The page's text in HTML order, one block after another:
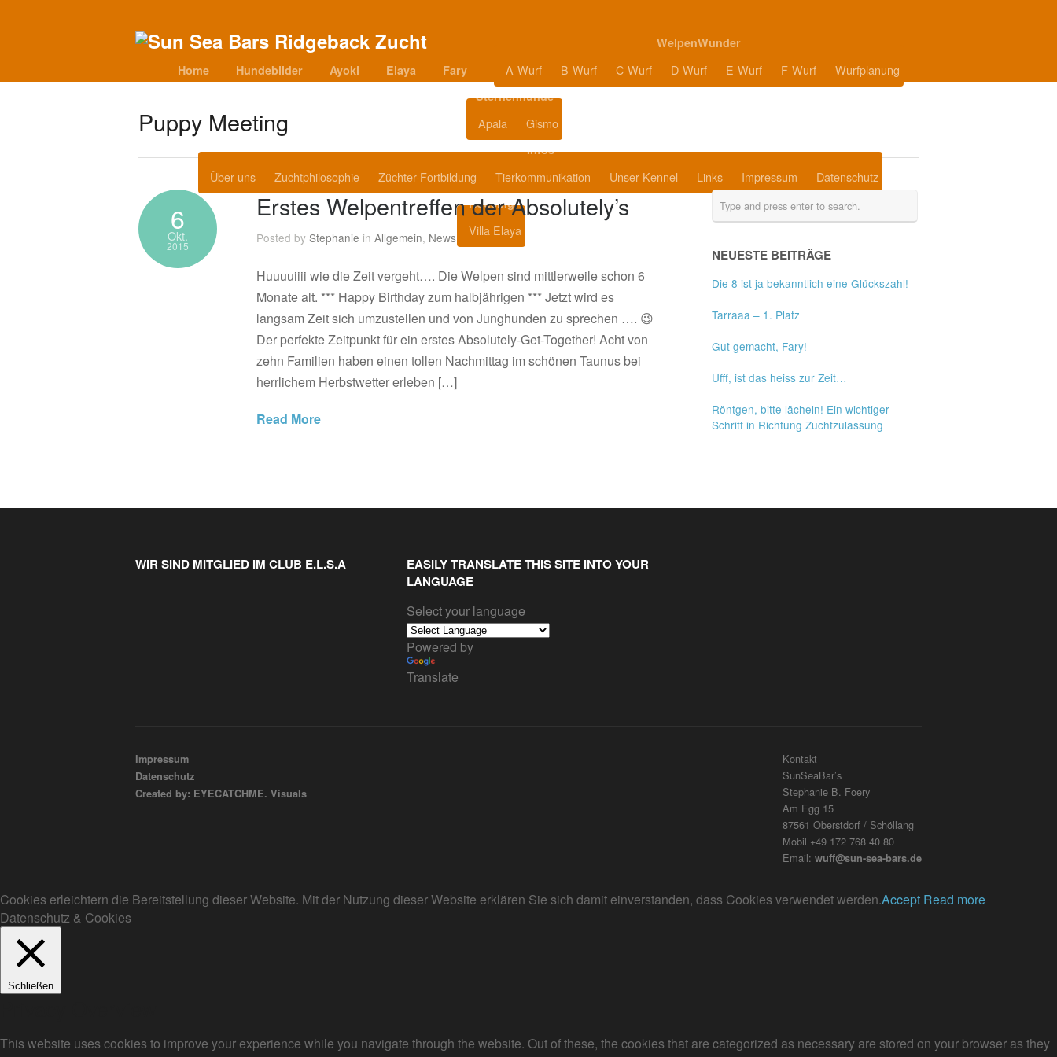
Home Hundebilder Ayoki Elaya Fary
WelpenWunder
A-Wurf B-Wurf C-Wurf D-Wurf E-Wurf F-Wurf Wurfplanung
Sternenhunde
Apala Gismo
Infos
Über uns Zuchtphilosophie Züchter-Fortbildung Tierkommunikation Unser Kennel Links Impressum Datenschutz
Housing
Villa Elaya
Puppy Meeting
6
Okt.
2015
Erstes Welpentreffen der Absolutely’s
Posted by Stephanie in Allgemein, News
Huuuuiiii wie die Zeit vergeht…. Die Welpen sind mittlerweile schon 6
Monate alt. *** Happy Birthday zum halbjährigen *** Jetzt wird es
langsam Zeit sich umzustellen und von Junghunden zu sprechen …. 😉
Der perfekte Zeitpunkt für ein erstes Absolutely-Get-Together! Acht von
zehn Familien haben einen tollen Nachmittag im schönen Taunus bei
herrlichem Herbstwetter erleben […]
Read More
NEUESTE BEITRÄGE
Die 8 ist ja bekanntlich eine Glückszahl!
Tarraaa – 1. Platz
Gut gemacht, Fary!
Ufff, ist das heiss zur Zeit…
Röntgen, bitte lächeln! Ein wichtiger
Schritt in Richtung Zuchtzulassung
WIR SIND MITGLIED IM CLUB E.L.S.A
EASILY TRANSLATE THIS SITE INTO YOUR
LANGUAGE
Select your language
Powered by
Translate
Impressum
Datenschutz
Created by: EYECATCHME. Visuals
Kontakt
SunSeaBar’s
Stephanie B. Foery
Am Egg 15
87561 Oberstdorf / Schöllang
Mobil +49 172 768 40 80
Email: wuff@sun-sea-bars.de
Cookies erleichtern die Bereitstellung dieser Website. Mit der Nutzung dieser Website erklären Sie sich damit einverstanden, dass Cookies verwendet werden.Accept Read more
Datenschutz & Cookies
Schließen
This website uses cookies to improve your experience while you navigate through the website. Out of these, the cookies that are categorized as necessary are stored on your browser as they